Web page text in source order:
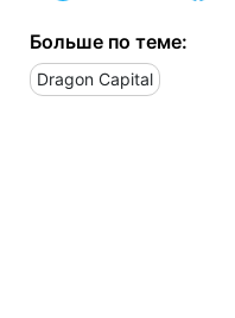
Больше по теме:
Dragon Capital